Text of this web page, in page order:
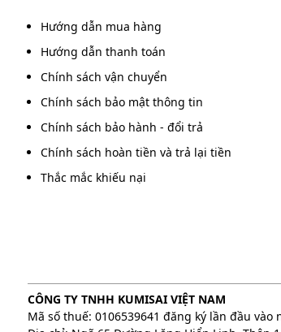
Hệ thống làm việc ổn định giúp
sự cố kỹ thuật.
Lưu ý khi sử dụng &
Để đảm bảo hiệu quả và độ bền,
PX20300 dưới đây.
Thay dầu định kỳ: Sử dụng
quả, giúpmáy nén khí
vận
Hướng dẫn mua hàng
Hướng dẫn thanh toán
Chính sách vận chuyển
Chính sách bảo mật thông tin
Chính sách bảo hành - đổi trả
Chính sách hoàn tiền và trả lại tiền
Thắc mắc khiếu nại
CÔNG TY TNHH KUMISAI VIỆT NAM
Mã số thuế: 0106539641 đăng ký lần đầu vào